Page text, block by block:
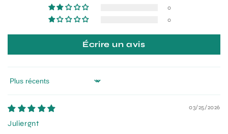
0
0
Écrire un avis
Sort by
03/25/2026
Juliergnt